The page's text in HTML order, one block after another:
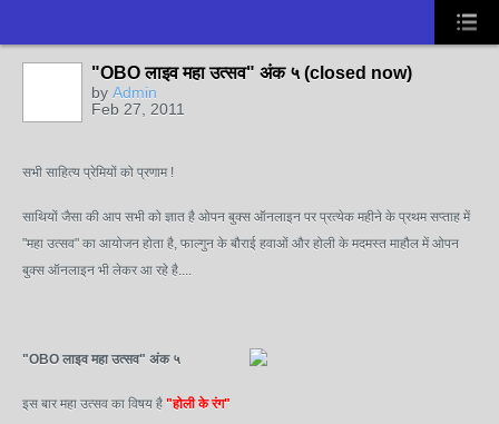
"OBO लाइव महा उत्सव" अंक ५ (closed now)
by Admin
Feb 27, 2011
सभी साहित्य प्रेमियों को प्रणाम !
साथियों जैसा की आप सभी को ज्ञात है ओपन बुक्स ऑनलाइन पर प्रत्येक महीने के प्रथम सप्ताह में
"महा उत्सव" का आयोजन होता है, फाल्गुन के बौराई हवाओं और होली के मदमस्त माहौल में ओपन
बुक्स ऑनलाइन भी लेकर आ रहे है....
"OBO लाइव महा उत्सव" अंक ५
इस बार महा उत्सव का विषय है "होली के रंग"